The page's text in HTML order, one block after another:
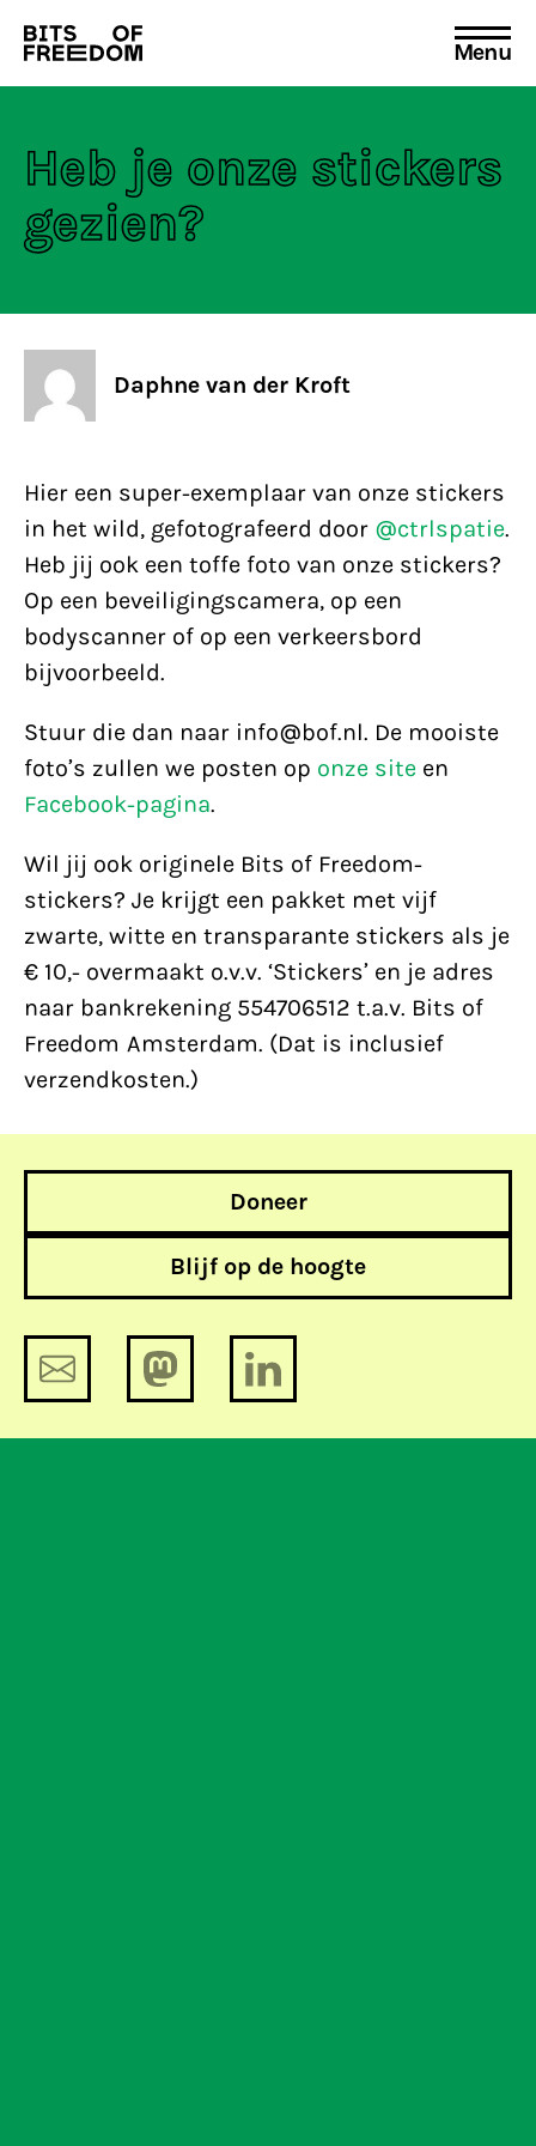
Search
for:
Menu
Heb je onze stickers
gezien?
Daphne van der Kroft
Hier een super-exemplaar van onze stickers
in het wild, gefotografeerd door @ctrlspatie.
Heb jij ook een toffe foto van onze stickers?
Op een beveiligingscamera, op een
bodyscanner of op een verkeersbord
bijvoorbeeld.
Stuur die dan naar info@bof.nl. De mooiste
foto’s zullen we posten op onze site en
Facebook-pagina.
Wil jij ook originele Bits of Freedom-
stickers? Je krijgt een pakket met vijf
zwarte, witte en transparante stickers als je
€ 10,- overmaakt o.v.v. ‘Stickers’ en je adres
naar bankrekening 554706512 t.a.v. Bits of
Freedom Amsterdam. (Dat is inclusief
verzendkosten.)
Doneer
Blijf op de hoogte